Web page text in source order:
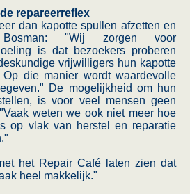
repareerreflex
dan kapotte spullen afzetten en
"Wij zorgen voor
is dat bezoekers proberen
vrijwilligers hun kapotte
die manier wordt waardevolle
De mogelijkheid om hun
is voor veel mensen geen
weten we ook niet meer hoe
op vlak van herstel en reparatie
het Repair Café laten zien dat
heel makkelijk."